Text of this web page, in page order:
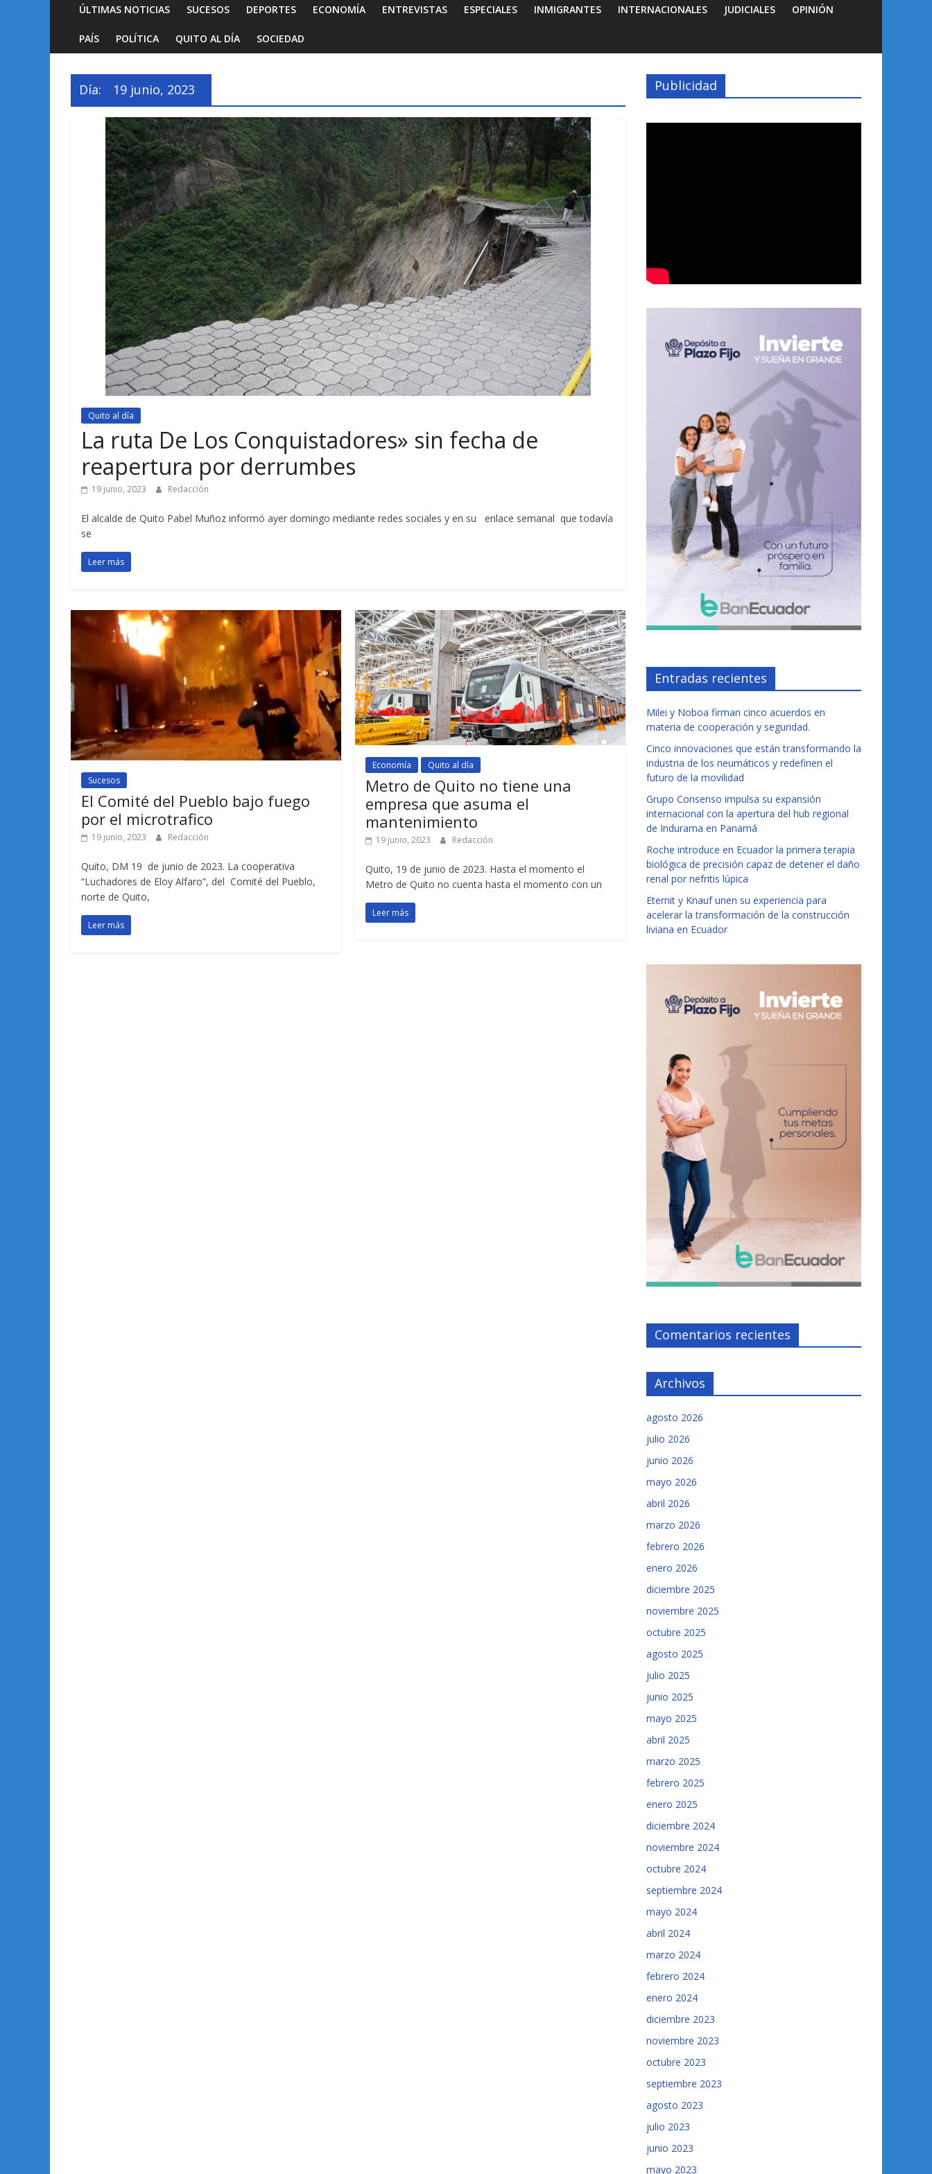
ÚLTIMAS NOTICIAS SUCESOS DEPORTES ECONOMÍA ENTREVISTAS ESPECIALES INMIGRANTES INTERNACIONALES JUDICIALES OPINIÓN
PAÍS POLÍTICA QUITO AL DÍA SOCIEDAD
Día: 19 junio, 2023
Quito al día
La ruta De Los Conquistadores» sin fecha de
reapertura por derrumbes
19 junio, 2023 Redacción
El alcalde de Quito Pabel Muñoz informó ayer domingo mediante redes sociales y en su enlace semanal que todavía
se
Leer más
Sucesos
El Comité del Pueblo bajo fuego
por el microtrafico
19 junio, 2023 Redacción
Quito, DM 19 de junio de 2023. La cooperativa
“Luchadores de Eloy Alfaro”, del Comité del Pueblo,
norte de Quito,
Leer más
Economía Quito al día
Metro de Quito no tiene una
empresa que asuma el
mantenimiento
19 junio, 2023 Redacción
Quito, 19 de junio de 2023. Hasta el momento el
Metro de Quito no cuenta hasta el momento con un
Leer más
Publicidad
Entradas recientes
Milei y Noboa firman cinco acuerdos en
materia de cooperación y seguridad.
Cinco innovaciones que están transformando la
industria de los neumáticos y redefinen el
futuro de la movilidad
Grupo Consenso impulsa su expansión
internacional con la apertura del hub regional
de Indurama en Panamá
Roche introduce en Ecuador la primera terapia
biológica de precisión capaz de detener el daño
renal por nefritis lúpica
Eternit y Knauf unen su experiencia para
acelerar la transformación de la construcción
liviana en Ecuador
Comentarios recientes
Archivos
agosto 2026
julio 2026
junio 2026
mayo 2026
abril 2026
marzo 2026
febrero 2026
enero 2026
diciembre 2025
noviembre 2025
octubre 2025
agosto 2025
julio 2025
junio 2025
mayo 2025
abril 2025
marzo 2025
febrero 2025
enero 2025
diciembre 2024
noviembre 2024
octubre 2024
septiembre 2024
mayo 2024
abril 2024
marzo 2024
febrero 2024
enero 2024
diciembre 2023
noviembre 2023
octubre 2023
septiembre 2023
agosto 2023
julio 2023
junio 2023
mayo 2023